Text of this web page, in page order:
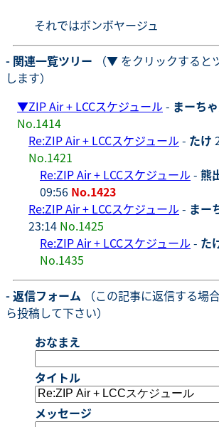
それではボンボヤージュ
- 関連一覧ツリー （▼ をクリックすると
します）
▼ZIP Air + LCCスケジュール - まーち
No.1414
Re:ZIP Air + LCCスケジュール - たけ
No.1421
Re:ZIP Air + LCCスケジュール - 熊
09:56 No.1423
Re:ZIP Air + LCCスケジュール - まー
23:14 No.1425
Re:ZIP Air + LCCスケジュール - た
No.1435
- 返信フォーム （この記事に返信する場
ら投稿して下さい）
おなまえ
タイトル
メッセージ